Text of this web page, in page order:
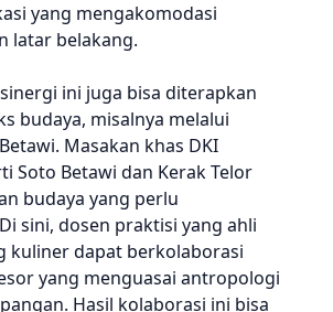
yang mengakomodasi
latar belakang.
ini juga bisa diterapkan
budaya, misalnya melalui
Masakan khas DKI
Soto Betawi dan Kerak Telor
budaya yang perlu
sini, dosen praktisi yang ahli
kuliner dapat berkolaborasi
yang menguasai antropologi
Hasil kolaborasi ini bisa